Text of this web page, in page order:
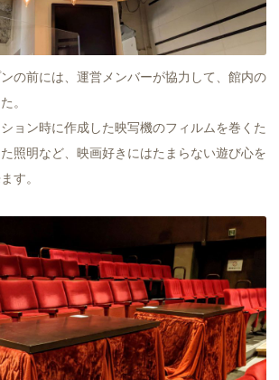
の前には、運営メンバーが協力して、館内の
。
ョン時に作成した映写機のフィルムを巻くた
照明など、映画好きにはたまらない遊び心を
す。